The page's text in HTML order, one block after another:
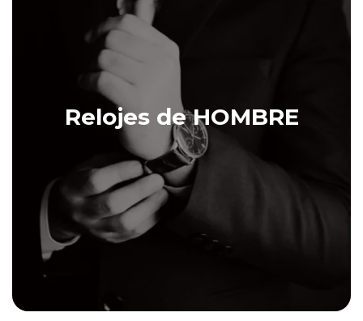
Relojes de HOMBRE